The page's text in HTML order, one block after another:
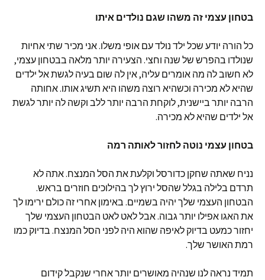
בטחון עצמי זה משהו שגם נולדים איתו
כל הורה יודע שכל ילד נולד עם אופי משלו. אני מכיר שתי אחיות
שנולדו בהפרש של שנה וחצי. הצעירה יותר מלאה בבטחון עצמי,
לא חשוב לה מה אומרים עליה, אין לה שום בעיה לגשת אל ילדים
שהיא לא מכירה וכשהיא רוצה משהו היא תשיג אותו. אחותה
הרבה יותר ביישנית, לוקחת הרבה יותר ללב וקשה לה יותר לגשת
אל ילדים שהיא לא מכירה.
בטחון עצמי נוטה לחזור לאותה רמה
נניח שאתה שחקן כדורסל וקלעת את הסל המנצח. אתה לא
תרדם בלילה בגלל שהסל ירוץ לך בהילוכים חוזרים בראש.
הבטחון העצמי שלך יהיה בשמיים. באימון אחרי זה כולם ירימו לך
את האגו אפילו יותר גבוה. אבל לאט לאט הבטחון העצמי שלך
יחזור כמעט בדיוק לאיפה שהוא היה לפני הסל המנצח. בדיוק כמו
רמת האושר שלך.
תמיד נראה לנו שנהיה מאושרים יותר אחרי שנקבל קידום